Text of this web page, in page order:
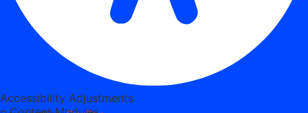
Accessibility Adjustments